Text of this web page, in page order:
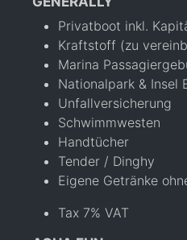
Privatboot inkl.
Kraftstoff (zu
Marina
Nationalpark & Insel
Unfallversicherung
Schwimmwesten
Handtücher
Tender / Dinghy
Eigene Getränke
Tax 7% VAT